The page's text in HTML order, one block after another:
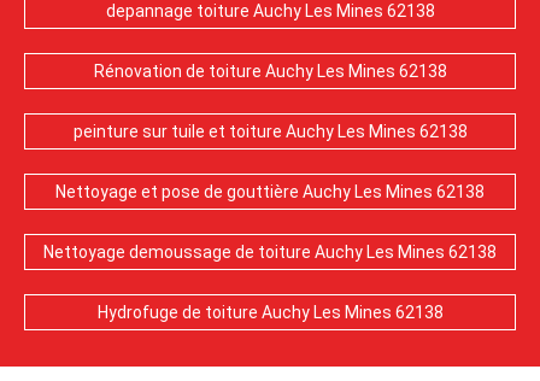
depannage toiture Auchy Les Mines 62138
Rénovation de toiture Auchy Les Mines 62138
peinture sur tuile et toiture Auchy Les Mines 62138
Nettoyage et pose de gouttière Auchy Les Mines 62138
Nettoyage demoussage de toiture Auchy Les Mines 62138
Hydrofuge de toiture Auchy Les Mines 62138